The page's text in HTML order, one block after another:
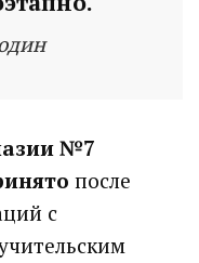
№7
после
с